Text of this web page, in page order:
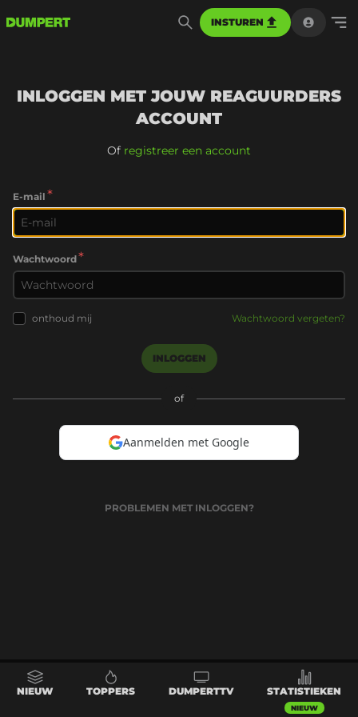
INSTUREN
INLOGGEN MET JOUW REAGUURDERS
ACCOUNT
Of registreer een account
E-mail *
Wachtwoord*
onthoud mij Wachtwoord vergeten?
INLOGGEN
of
Aanmelden met Google
PROBLEMEN MET INLOGGEN?
NIEUW TOPPERS DUMPERTTV STATISTIEKEN
NIEUW